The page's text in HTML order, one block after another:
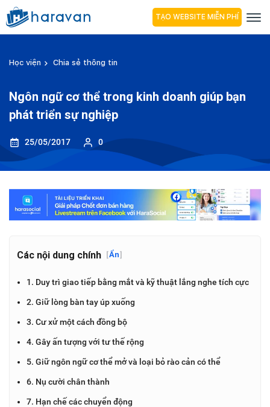
TẠO WEBSITE MIỄN PHÍ
Học viện Chia sẻ thông tin
Ngôn ngữ cơ thể trong kinh doanh giúp bạn
phát triển sự nghiệp
25/05/2017 0
Các nội dung chính [Ẩn]
1. Duy trì giao tiếp bằng mắt và kỹ thuật lắng nghe tích cực
2. Giữ lòng bàn tay úp xuống
3. Cư xử một cách đồng bộ
4. Gây ấn tượng với tư thế rộng
5. Giữ ngôn ngữ cơ thể mở và loại bỏ rào cản có thể
6. Nụ cười chân thành
7. Hạn chế các chuyển động